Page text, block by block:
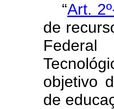
“Art.
de
objetivo
de